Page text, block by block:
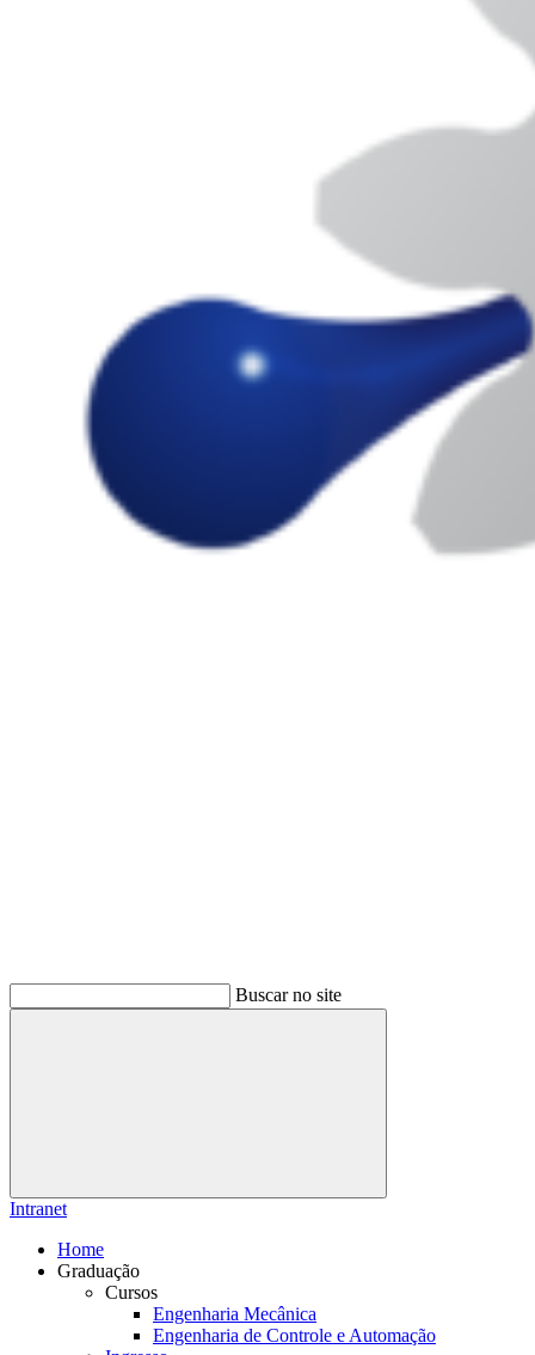
Buscar no site
Buscar
Intranet
Home
Graduação
Cursos
Engenharia Mecânica
Engenharia de Controle e Automação